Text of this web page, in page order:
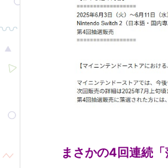
まさかの4回連続「